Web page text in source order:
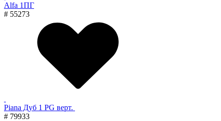
Alfa 1ПГ
# 55273
Piana Дуб 1 PG верт.
# 79933